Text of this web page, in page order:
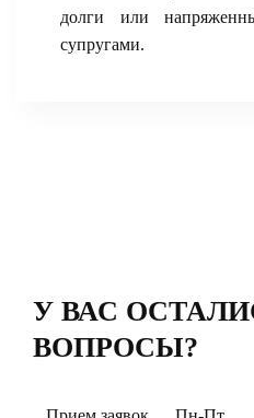
долги или
супругами.
У ВАС
ВОПРОСЫ?